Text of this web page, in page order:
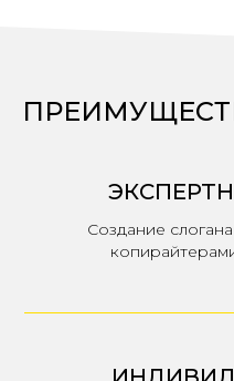
Создание